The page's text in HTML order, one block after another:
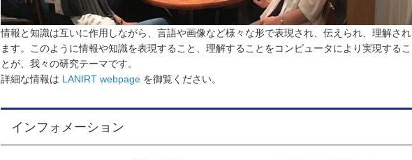
情報と知識は互いに作用しながら、言語や画像など様々な形で表現され、伝えられ、理解され
ます。このように情報や知識を表現すること、理解することをコンピュータにより実現するこ
とが、我々の研究テーマです。
詳細な情報は LANIRT webpage を御覧ください。
インフォメーション